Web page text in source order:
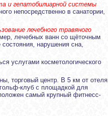
и гепатобилиарной системы
непосредственно в санатории,
лечебного травяного
лечебных ванн со щёточным
нарушения сна,
услугами косметологического
торговый центр. В 5 км от отеля,
клуб с площадкой для
самый крупный фитнесс-